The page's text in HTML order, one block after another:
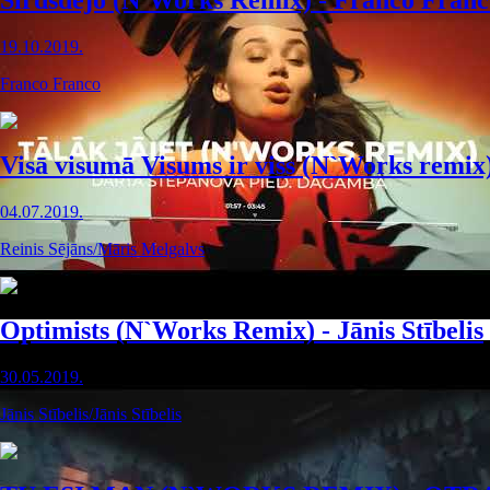
19.10.2019.
Franco Franco
Visā visumā Visums ir viss (N`Works
04.07.2019.
Reinis Sējāns/Māris Melgalvs
Optimists (N`Works Remix) - Jānis Stībelis
30.05.2019.
Jānis Stībelis/Jānis Stībelis